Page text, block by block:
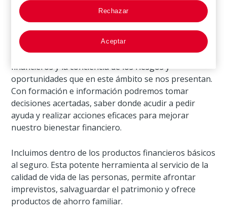
Con la Educación Financiera pretendemos abordar
dos puntos básicos que nos acompañan en todas las
decisiones relacionadas con nuestra economía, la
confianza a la hora de enfrentarnos a los temas
financieros y la conciencia de los riesgos y
oportunidades que en este ámbito se nos presentan.
Con formación e información podremos tomar
decisiones acertadas, saber donde acudir a pedir
ayuda y realizar acciones eficaces para mejorar
nuestro bienestar financiero.
Incluimos dentro de los productos financieros básicos
al seguro. Esta potente herramienta al servicio de la
calidad de vida de las personas, permite afrontar
imprevistos, salvaguardar el patrimonio y ofrece
productos de ahorro familiar.
Rechazar
Aceptar